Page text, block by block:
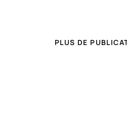
PLUS DE